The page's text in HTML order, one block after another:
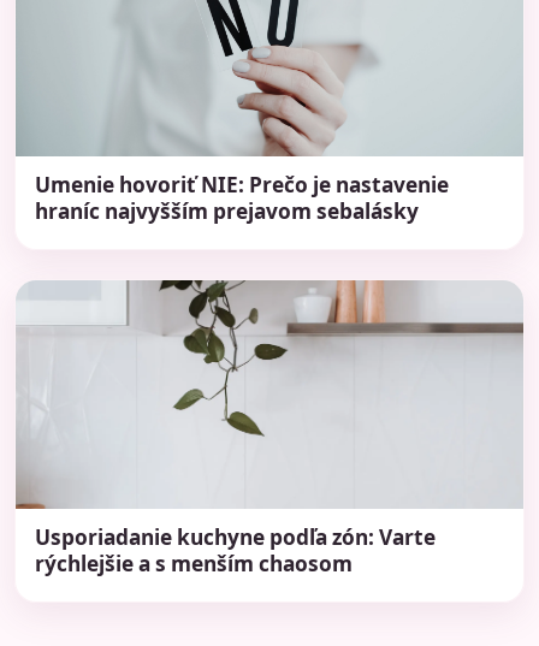
Umenie hovoriť NIE: Prečo je nastavenie
hraníc najvyšším prejavom sebalásky
Usporiadanie kuchyne podľa zón: Varte
rýchlejšie a s menším chaosom